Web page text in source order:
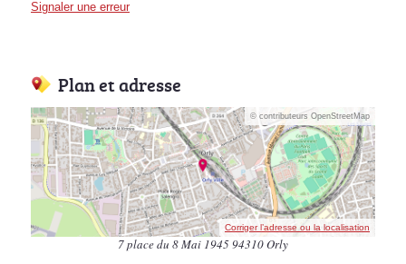
Signaler une erreur
Plan et adresse
© contributeurs OpenStreetMap
Corriger l’adresse ou la localisation
7 place du 8 Mai 1945 94310 Orly